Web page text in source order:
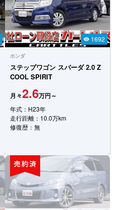
visibility 1692
ホンダ
ステップワゴン スパーダ2.0 Z
COOL SPIRIT
月々2.6万円～
年式：H23年
走行距離：10.0万km
修復歴：無